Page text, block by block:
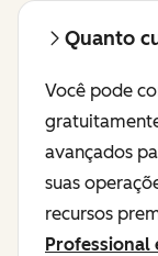
Quanto
Você pode
avançados
suas
recursos
Professional